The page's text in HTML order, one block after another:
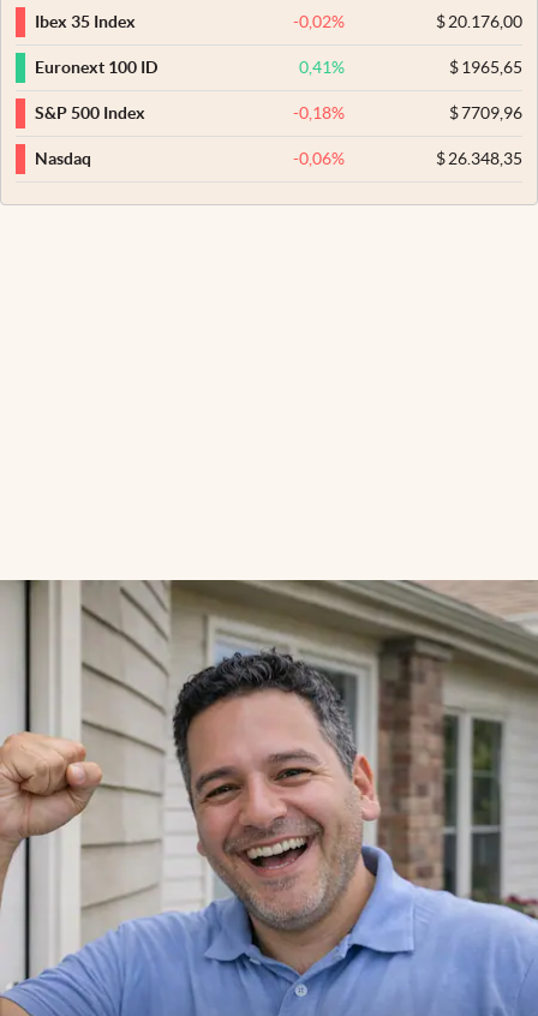
Ibex 35 Index
-0,02% $20.176,00
Euronext 100 ID 0,41% $1965,65
S&P 500 Index -0,18% $7709,96
Nasdaq -0,06% $26.348,35